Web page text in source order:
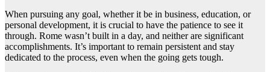
When pursuing any goal, whether it be in business, education, or
personal development, it is crucial to have the patience to see it
through. Rome wasn’t built in a day, and neither are significant
accomplishments. It’s important to remain persistent and stay
dedicated to the process, even when the going gets tough.